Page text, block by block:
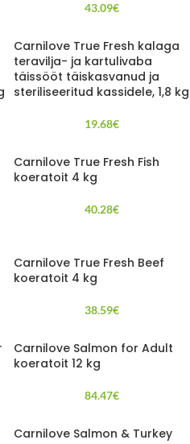
43.09€
Carnilove True Fresh kalaga
teravilja- ja kartulivaba
täissööt täiskasvanud ja
steriliseeritud kassidele, 1,8 kg
19.68€
Carnilove True Fresh Fish
koeratoit 4 kg
40.28€
Carnilove True Fresh Beef
koeratoit 4 kg
38.59€
Carnilove Salmon for Adult
koeratoit 12 kg
84.47€
Carnilove Salmon & Turkey